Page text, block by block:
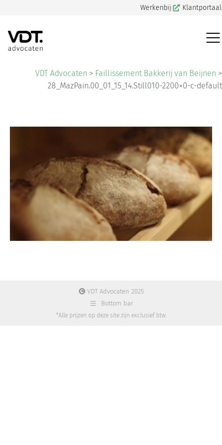
Werkenbij Klantportaal
VDT Advocaten > Faillissement Bakkerij van Beijnen >
28_MazPain.00_01_15_14.Still010-2200×0-c-default
VDT Advocaten 2025
Bottom bar
*Alle prijzen op deze site zijn exclusief btw.